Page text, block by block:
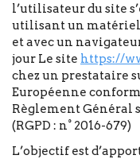
l’utilisateur du site
utilisant un matériel
et avec un
jour Le site https://
chez un prestataire
Européenne
Règlement Général
(RGPD : n° 2016-679)
L’objectif est